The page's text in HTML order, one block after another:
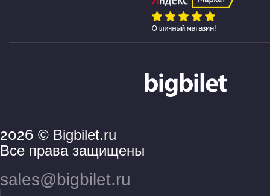
2026 © Bigbilet.ru
Все права защищены
sales@bigbilet.ru